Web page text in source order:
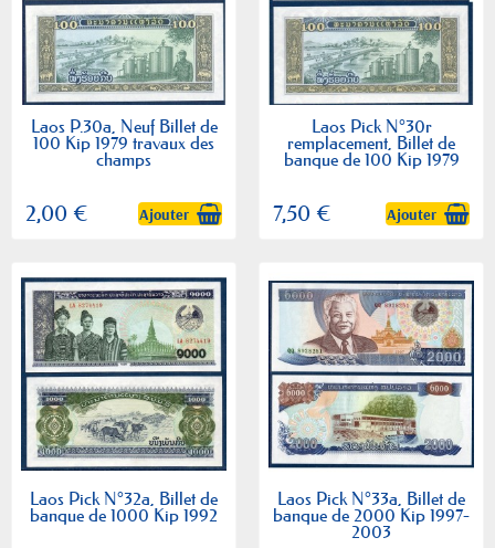
Laos P.30a, Neuf Billet de
100 Kip 1979 travaux des
champs
2,00 € Ajouter
Laos Pick N°30r
remplacement, Billet de
banque de 100 Kip 1979
7,50 € Ajouter
Laos Pick N°32a, Billet de
banque de 1000 Kip 1992
Laos Pick N°33a, Billet de
banque de 2000 Kip 1997-
2003